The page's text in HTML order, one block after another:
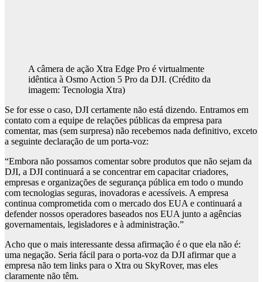
A câmera de ação Xtra Edge Pro é virtualmente
idêntica à Osmo Action 5 Pro da DJI. (Crédito da
imagem: Tecnologia Xtra)
Se for esse o caso, DJI certamente não está dizendo. Entramos em
contato com a equipe de relações públicas da empresa para
comentar, mas (sem surpresa) não recebemos nada definitivo, exceto
a seguinte declaração de um porta-voz:
“Embora não possamos comentar sobre produtos que não sejam da
DJI, a DJI continuará a se concentrar em capacitar criadores,
empresas e organizações de segurança pública em todo o mundo
com tecnologias seguras, inovadoras e acessíveis. A empresa
continua comprometida com o mercado dos EUA e continuará a
defender nossos operadores baseados nos EUA junto a agências
governamentais, legisladores e à administração.”
Acho que o mais interessante dessa afirmação é o que ela não é:
uma negação. Seria fácil para o porta-voz da DJI afirmar que a
empresa não tem links para o Xtra ou SkyRover, mas eles
claramente não têm.